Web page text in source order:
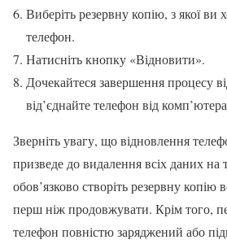
Виберіть резервну копію, з якої ви
телефон.
Натисніть кнопку «Відновити».
Дочекайтеся завершення процесу
від’єднайте телефон від
Зверніть увагу, що відновлення
призведе до видалення всіх даних на
обов’язково створіть резервну копію
перш ніж продовжувати. Крім того,
телефон повністю заряджений або